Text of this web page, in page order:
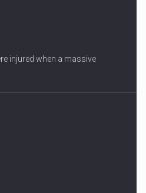
injured when a massive